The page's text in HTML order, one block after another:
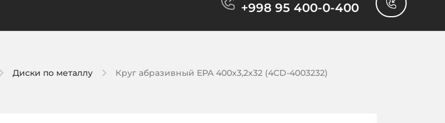
+998 95 400-0-400
Диски по металлу Круг абразивный EPA 400х3,2х32 (4CD-4003232)